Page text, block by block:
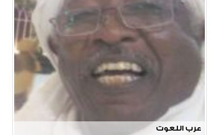
عرب اللعوت